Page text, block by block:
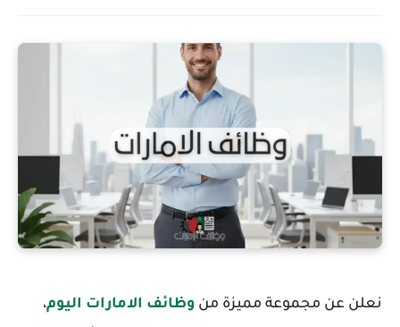
نعلن عن مجموعة مميزة من وظائف الامارات اليوم،